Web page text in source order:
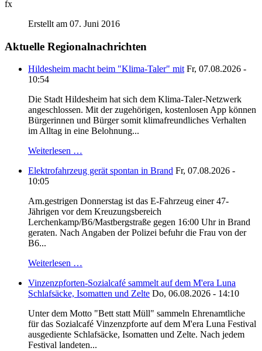
fx
Erstellt am 07. Juni 2016
Aktuelle Regionalnachrichten
Hildesheim macht beim "Klima-Taler" mit Fr, 07.08.2026 -
10:54
Die Stadt Hildesheim hat sich dem Klima-Taler-Netzwerk
angeschlossen. Mit der zugehörigen, kostenlosen App können
Bürgerinnen und Bürger somit klimafreundliches Verhalten
im Alltag in eine Belohnung...
Weiterlesen …
Elektrofahrzeug gerät spontan in Brand Fr, 07.08.2026 -
10:05
Am.gestrigen Donnerstag ist das E-Fahrzeug einer 47-
Jährigen vor dem Kreuzungsbereich
Lerchenkamp/B6/Mastbergstraße gegen 16:00 Uhr in Brand
geraten. Nach Angaben der Polizei befuhr die Frau von der
B6...
Weiterlesen …
Vinzenzpforten-Sozialcafé sammelt auf dem M'era Luna
Schlafsäcke, Isomatten und Zelte Do, 06.08.2026 - 14:10
Unter dem Motto "Bett statt Müll" sammeln Ehrenamtliche
für das Sozialcafé Vinzenzpforte auf dem M'era Luna Festival
ausgediente Schlafsäcke, Isomatten und Zelte. Nach jedem
Festival landeten...